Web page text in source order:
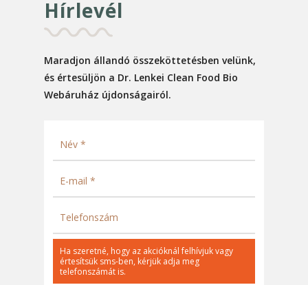
Hírlevél
Maradjon állandó összeköttetésben velünk,
és értesüljön a Dr. Lenkei Clean Food Bio
Webáruház újdonságairól.
Ha szeretné, hogy az akcióknál felhívjuk vagy
értesítsük sms-ben, kérjük adja meg
telefonszámát is.